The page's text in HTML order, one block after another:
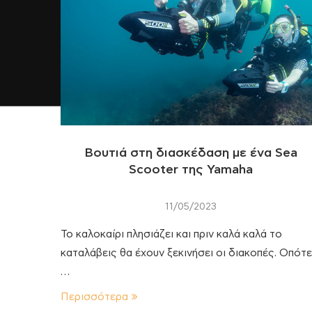
Βουτιά στη διασκέδαση με ένα Sea
Scooter της Yamaha
11/05/2023
Το καλοκαίρι πλησιάζει και πριν καλά καλά το
καταλάβεις θα έχουν ξεκινήσει οι διακοπές.
…
Περισσότερα